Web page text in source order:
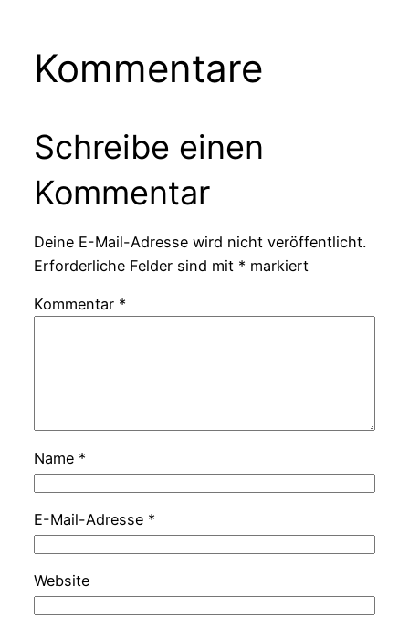
Kommentare
Schreibe einen
Kommentar
Deine E-Mail-Adresse wird nicht veröffentlicht.
Erforderliche Felder sind mit * markiert
Kommentar *
Name *
E-Mail-Adresse *
Website